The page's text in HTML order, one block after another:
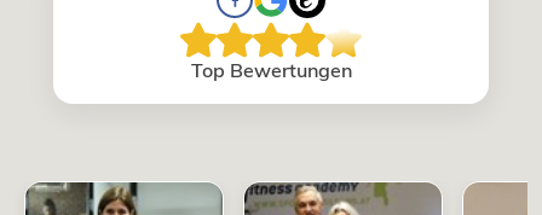
Top Bewertungen